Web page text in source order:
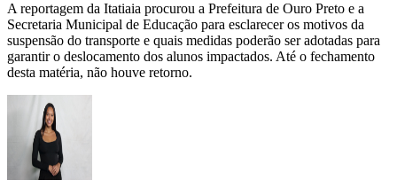
A reportagem da Itatiaia procurou a Prefeitura de Ouro Preto e a
Secretaria Municipal de Educação para esclarecer os motivos da
suspensão do transporte e quais medidas poderão ser adotadas para
garantir o deslocamento dos alunos impactados. Até o fechamento
desta matéria, não houve retorno.